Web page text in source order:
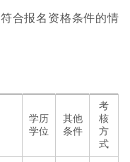
合报名资格条件的情
学历
学位
其他
条件
考
核
方
式